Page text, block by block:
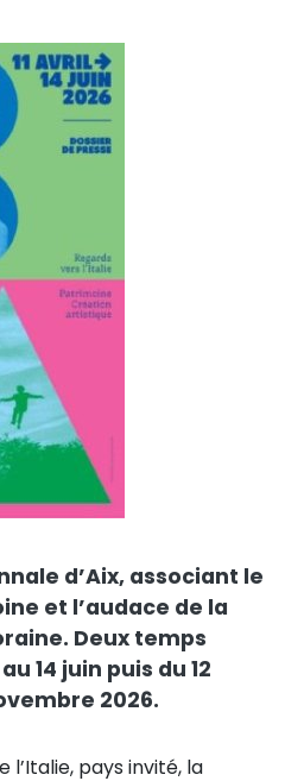
d’Aix, associant le
et l’audace de la
Deux temps
14 juin puis du 12
2026.
l’Italie, pays invité, la